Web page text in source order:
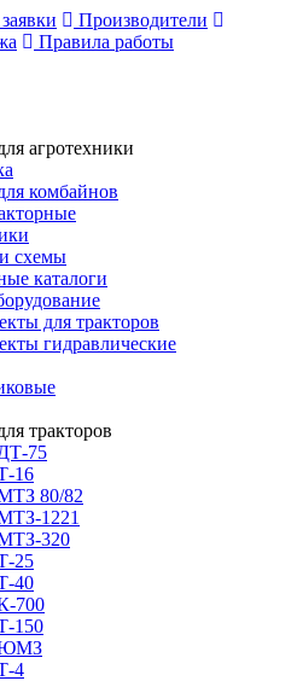
Производители
Правила работы
агротехники
комбайнов
схемы
каталоги
для тракторов
гидравлические
тракторов
75
16
80/82
1221
320
25
40
700
150
ЮМЗ
4